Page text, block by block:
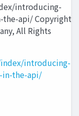
introducing-
api/ Copyright
All Rights
introducing-
the-api/